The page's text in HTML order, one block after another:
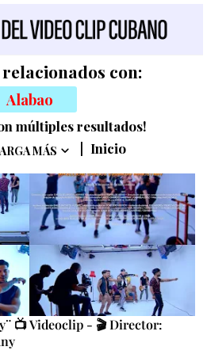
con:
Alabao
múltiples resultados!
MÁS Inicio
📺 Videoclip - 🎬 Director: